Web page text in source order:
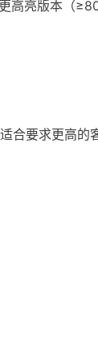
高亮版本（
要求更高的客